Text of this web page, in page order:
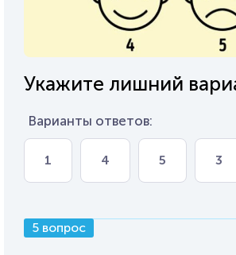
Укажите лишний
Варианты ответов:
1 4 5 3
5 вопрос